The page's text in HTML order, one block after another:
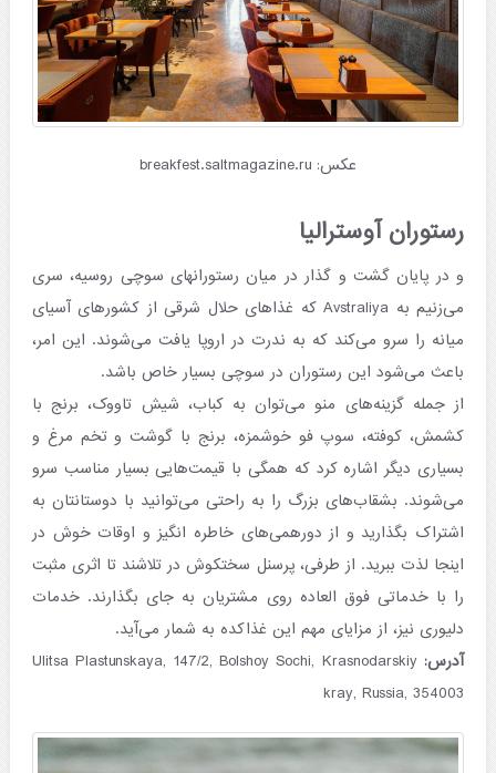
عکس: breakfest.saltmagazine.ru
رستوران آوسترالیا
و در پایان گشت و گذار در میان رستورانهای سوچی روسیه، سری
می‌زنیم به Avstraliya که غذاهای حلال شرقی از کشورهای آسیای
میانه را سرو می‌کند که به ندرت در اروپا یافت می‌شوند. این امر،
باعث می‌شود این رستوران در سوچی بسیار خاص باشد.
از جمله گزینه‌های منو می‌توان به کباب، شیش تاووک، برنج با
کشمش، کوفته، سوپ فو خوشمزه، برنج با گوشت و تخم مرغ و
بسیاری دیگر اشاره کرد که همگی با قیمت‌هایی بسیار مناسب سرو
می‌شوند. بشقاب‌های بزرگ را به راحتی می‌توانید با دوستانتان به
اشتراک بگذارید و از دورهمی‌های خاطره انگیز و اوقات خوش در
اینجا لذت ببرید. از طرفی، پرسنل سختکوش در تلاشند تا اثری مثبت
را با خدماتی فوق العاده روی مشتریان به جای بگذارند. خدمات
دلیوری نیز، از مزایای مهم این غذاکده به شمار می‌آید.
آدرس: Ulitsa Plastunskaya, 147/2, Bolshoy Sochi, Krasnodarskiy
kray, Russia, 354003